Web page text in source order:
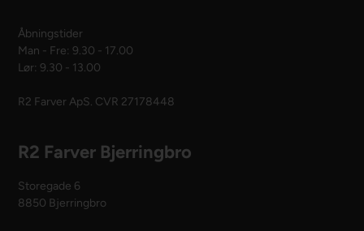
Åbningstider
Man - Fre: 9.30 - 17.00
Lør: 9.30 - 13.00
R2 Farver ApS. CVR 27178448
R2 Farver Bjerringbro
Storegade 6
8850 Bjerringbro